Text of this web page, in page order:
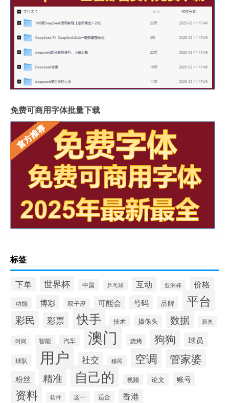
免费可商用字体批量下载
标签
下单 世界杯 中国 乒乓球 互动 亚洲杯 价格
功能 博彩 双子座 可能会 号码 品牌 平台
彩民 彩票 快手 技术 摄像头 数据 新奥
时间 智能 汽车 澳门 烧烤 狗狗 球员
球队 用户 社交 移民 空调 管家婆
粉丝 精准 自己的 视频 论文 账号
资料 软件 这一 适合 香港